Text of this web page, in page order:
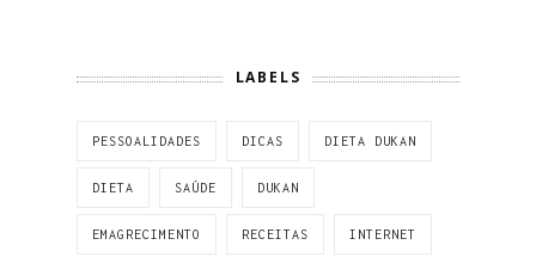
LABELS
PESSOALIDADES DICAS DIETA DUKAN
DIETA SAÚDE DUKAN
EMAGRECIMENTO RECEITAS INTERNET